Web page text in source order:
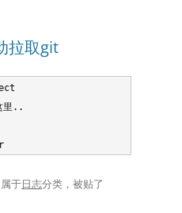
拉取git
里..
于日志分类，被贴了